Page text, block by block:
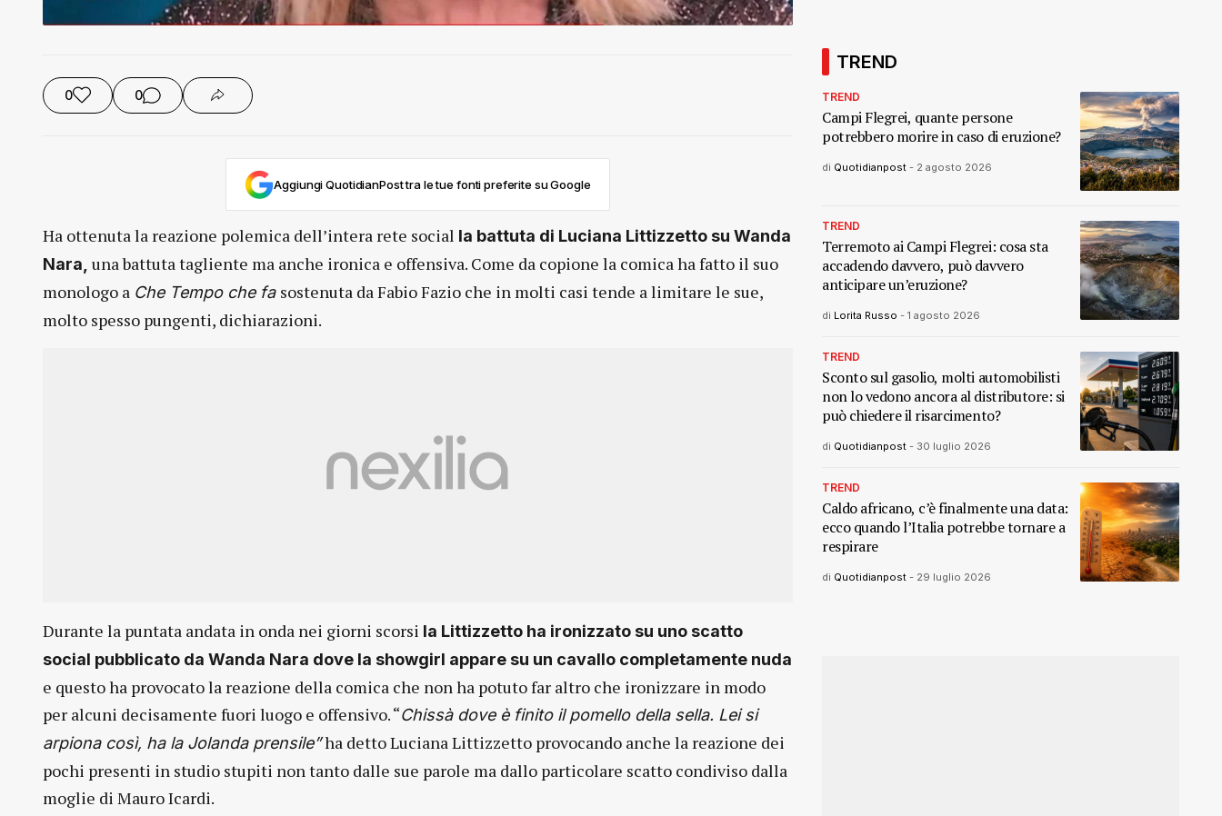
0 0
Aggiungi QuotidianPost tra le tue fonti preferite su Google
Ha ottenuta la reazione polemica dell’intera rete social la battuta di Luciana Littizzetto su Wanda
Nara, una battuta tagliente ma anche ironica e offensiva. Come da copione la comica ha fatto il suo
monologo a Che Tempo che fa sostenuta da Fabio Fazio che in molti casi tende a limitare le sue,
molto spesso pungenti, dichiarazioni.
Durante la puntata andata in onda nei giorni scorsi la Littizzetto ha ironizzato su uno scatto
social pubblicato da Wanda Nara dove la showgirl appare su un cavallo completamente nuda
e questo ha provocato la reazione della comica che non ha potuto far altro che ironizzare in modo
per alcuni decisamente fuori luogo e offensivo. “Chissà dove è finito il pomello della sella. Lei si
arpiona così, ha la Jolanda prensile”ha detto Luciana Littizzetto provocando anche la reazione dei
pochi presenti in studio stupiti non tanto dalle sue parole ma dallo particolare scatto condiviso dalla
moglie di Mauro Icardi.
TREND
TREND
Campi Flegrei, quante persone
potrebbero morire in caso di eruzione?
di Quotidianpost - 2 agosto 2026
TREND
Terremoto ai Campi Flegrei: cosa sta
accadendo davvero, può davvero
anticipare un’eruzione?
di Lorita Russo - 1 agosto 2026
TREND
Sconto sul gasolio, molti automobilisti
non lo vedono ancora al distributore: si
può chiedere il risarcimento?
di Quotidianpost - 30 luglio 2026
TREND
Caldo africano, c’è finalmente una data:
ecco quando l’Italia potrebbe tornare a
respirare
di Quotidianpost - 29 luglio 2026